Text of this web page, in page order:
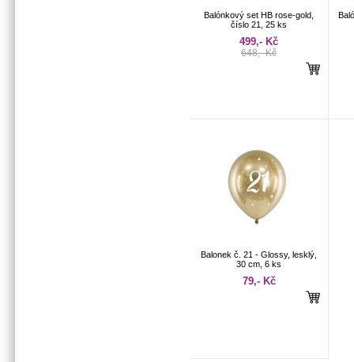
Balónkový set HB rose-gold,
číslo 21, 25 ks
499,- Kč
648,- Kč
Balonek č. 21 - Glossy, lesklý,
30 cm, 6 ks
79,- Kč